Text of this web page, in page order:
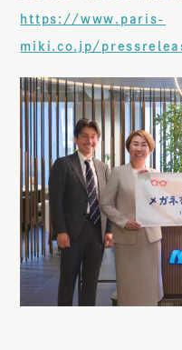
https://www.paris-
miki.co.jp/